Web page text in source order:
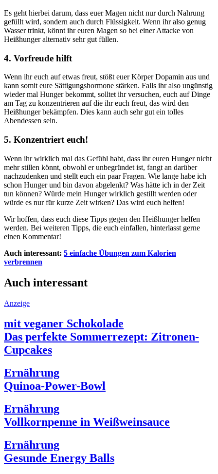
Es geht hierbei darum, dass euer Magen nicht nur durch Nahrung
gefüllt wird, sondern auch durch Flüssigkeit. Wenn ihr also genug
Wasser trinkt, könnt ihr euren Magen so bei einer Attacke von
Heißhunger alternativ sehr gut füllen.
4. Vorfreude hilft
Wenn ihr euch auf etwas freut, stößt euer Körper Dopamin aus und
kann somit eure Sättigungshormone stärken. Falls ihr also ungünstig
wieder mal Hunger bekommt, solltet ihr versuchen, euch auf Dinge
am Tag zu konzentrieren auf die ihr euch freut, das wird den
Heißhunger bekämpfen. Dies kann auch sehr gut ein tolles
Abendessen sein.
5. Konzentriert euch!
Wenn ihr wirklich mal das Gefühl habt, dass ihr euren Hunger nicht
mehr stillen könnt, obwohl er unbegründet ist, fangt an darüber
nachzudenken und stellt euch ein paar Fragen. Wie lange habe ich
schon Hunger und bin davon abgelenkt? Was hätte ich in der Zeit
tun können? Würde mein Hunger wirklich gestillt werden oder
würde es nur für kurze Zeit wirken? Das wird euch helfen!
Wir hoffen, dass euch diese Tipps gegen den Heißhunger helfen
werden. Bei weiteren Tipps, die euch einfallen, hinterlasst gerne
einen Kommentar!
Auch interessant: 5 einfache Übungen zum Kalorien
verbrennen
Auch interessant
Anzeige
mit veganer Schokolade
Das perfekte Sommerrezept: Zitronen-
Cupcakes
Ernährung
Quinoa-Power-Bowl
Ernährung
Vollkornpenne in Weißweinsauce
Ernährung
Gesunde Energy Balls